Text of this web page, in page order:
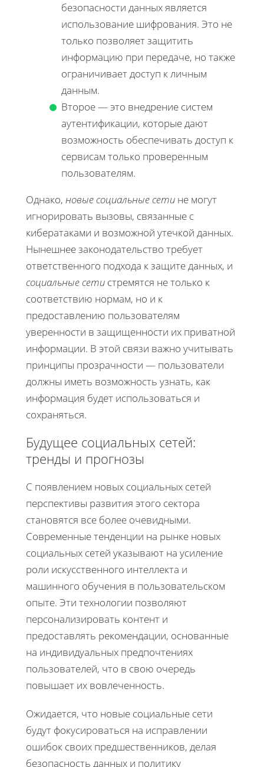
безопасности данных является
использование шифрования. Это не
только позволяет защитить
информацию при передаче, но также
ограничивает доступ к личным
данным.
Второе — это внедрение систем
аутентификации, которые дают
возможность обеспечивать доступ к
сервисам только проверенным
пользователям.
Однако, новые социальные сети не могут
игнорировать вызовы, связанные с
кибератаками и возможной утечкой данных.
Нынешнее законодательство требует
ответственного подхода к защите данных, и
социальные сети стремятся не только к
соответствию нормам, но и к
предоставлению пользователям
уверенности в защищенности их приватной
информации. В этой связи важно учитывать
принципы прозрачности — пользователи
должны иметь возможность узнать, как
информация будет использоваться и
сохраняться.
Будущее социальных сетей:
тренды и прогнозы
С появлением новых социальных сетей
перспективы развития этого сектора
становятся все более очевидными.
Современные тенденции на рынке новых
социальных сетей указывают на усиление
роли искусственного интеллекта и
машинного обучения в пользовательском
опыте. Эти технологии позволяют
персонализировать контент и
предоставлять рекомендации, основанные
на индивидуальных предпочтениях
пользователей, что в свою очередь
повышает их вовлеченность.
Ожидается, что новые социальные сети
будут фокусироваться на исправлении
ошибок своих предшественников, делая
безопасность данных и политику